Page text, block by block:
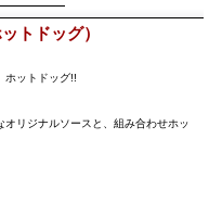
トドッグ）
ットドッグ!!
リジナルソースと、組み合わせホッ